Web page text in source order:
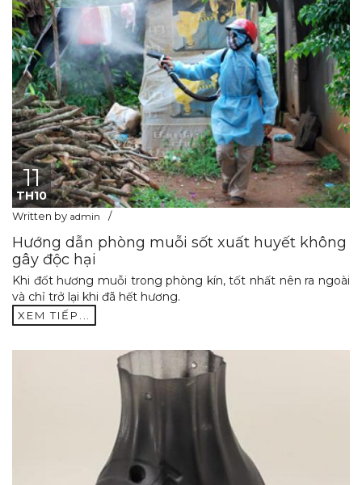
11
TH10
Written by admin
Hướng dẫn phòng muỗi sốt xuất huyết không
gây độc hại
Khi đốt hương muỗi trong phòng kín, tốt nhất nên ra ngoài
và chỉ trở lại khi đã hết hương.
XEM TIẾP...